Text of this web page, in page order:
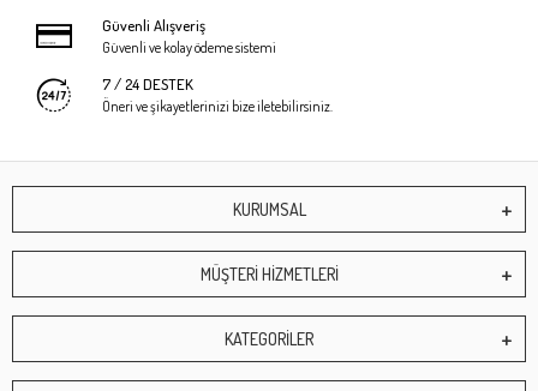
Güvenli Alışveriş
Güvenli ve kolay ödeme sistemi
7 / 24 DESTEK
Öneri ve şikayetlerinizi bize iletebilirsiniz.
KURUMSAL
MÜŞTERİ HİZMETLERİ
KATEGORİLER